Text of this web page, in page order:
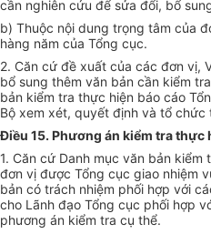
cần nghiên cứu để sửa đổi, bổ
b) Thuộc nội dung trọng tâm của
hàng năm của Tổng cục.
2. Căn cứ đề xuất của các đơn vị,
bổ sung thêm văn bản cần kiểm
bản kiểm tra thực hiện báo cáo
Bộ xem xét, quyết định và tổ chức
Điều 15. Phương án kiểm tra thực
1. Căn cứ Danh mục văn bản
đơn vị được Tổng cục giao nhiệm
bản có trách nhiệm phối hợp với
cho Lãnh đạo Tổng cục phối hợp
phương án kiểm tra cụ thể.